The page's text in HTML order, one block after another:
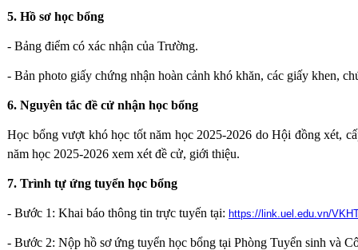
5. Hồ sơ học bổng
- Bảng điểm có xác nhận của Trường.
- Bản photo giấy chứng nhận hoàn cảnh khó khăn, các giấy khen,
6. Nguyên tắc đề cử nhận học bổng
Học bổng vượt khó học tốt năm học 2025-2026 do Hội đồng xét,
năm học 2025-2026 xem xét đề cử, giới thiệu.
7. Trình tự ứng tuyển học bổng
- Bước 1: Khai báo thông tin trực tuyến tại: https://link.uel.edu.vn/
- Bước 2: Nộp hồ sơ ứng tuyển học bổng tại Phòng Tuyển sinh và